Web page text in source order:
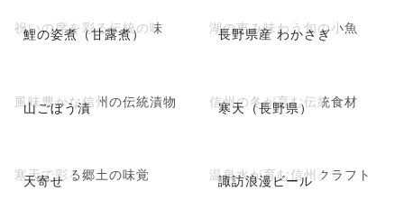
鯉の姿煮（甘露煮）
祝いの席を彩る伝統の味 長野県産 わかさぎ
湖の恵み味わう旬の小魚
山ごぼう漬
風味豊かな信州の伝統漬物 寒天（長野県）
信州の冬が育む伝統食材
天寄せ
寒天で彩る郷土の味覚 諏訪浪漫ビール
温泉水が育む信州クラフト